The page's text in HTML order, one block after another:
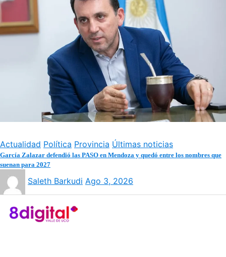
Actualidad Política Provincia Últimas noticias
García Zalazar defendió las PASO en Mendoza y quedó entre los nombres que
suenan para 2027
Saleth Barkudi Ago 3, 2026